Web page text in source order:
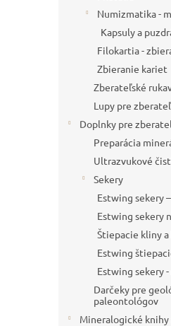
Numizmatika -
Kapsuly a
Filokartia -
Zbieranie kariet
Zberateľské
Lupy pre
Doplnky pre
Preparácia
Ultrazvukové
Sekery
Estwing sekery
Estwing sekery
Štiepacie kliny a
Estwing
Estwing sekery
Darčeky pre
paleontológov
Mineralogické knihy